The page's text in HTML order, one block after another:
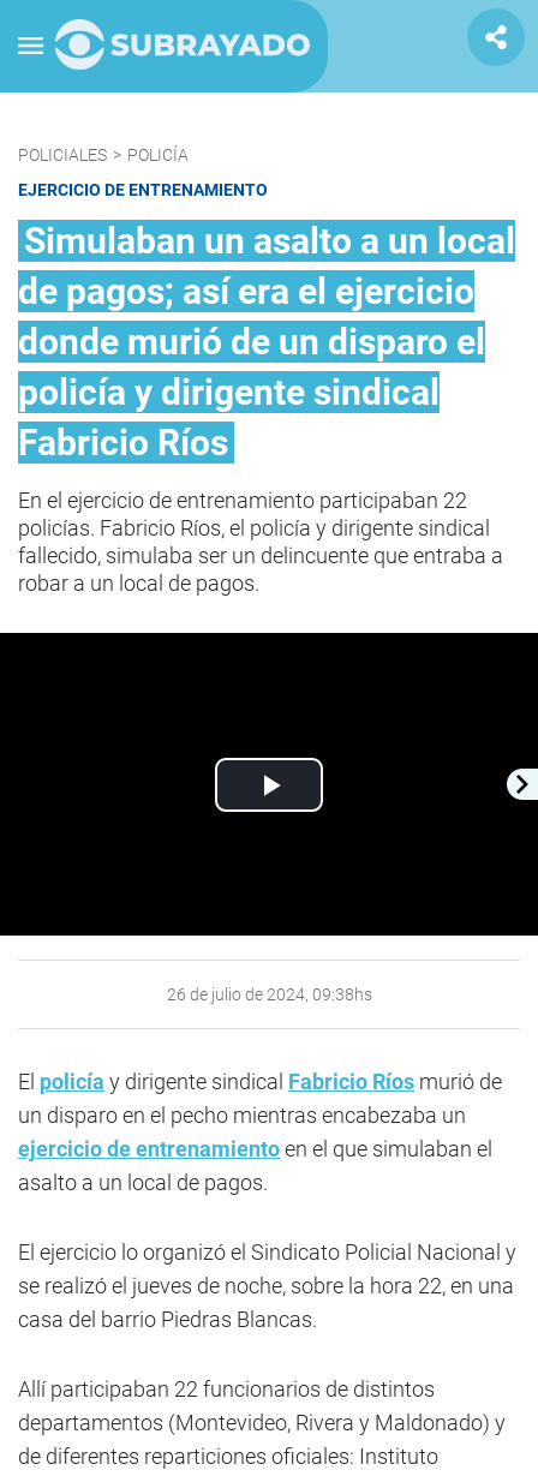
POLICIALES > POLICÍA
EJERCICIO DE ENTRENAMIENTO
Simulaban un asalto a un local
de pagos; así era el ejercicio
donde murió de un disparo el
policía y dirigente sindical
Fabricio Ríos
En el ejercicio de entrenamiento participaban 22
policías. Fabricio Ríos, el policía y dirigente sindical
fallecido, simulaba ser un delincuente que entraba a
robar a un local de pagos.
Play
26 de julio de 2024, 09:38hs
El policía y dirigente sindical Fabricio Ríos murió de
un disparo en el pecho mientras encabezaba un
ejercicio de entrenamientoen el que simulaban el
asalto a un local de pagos.
El ejercicio lo organizó el Sindicato Policial Nacional y
se realizó el jueves de noche, sobre la hora 22, en una
casa del barrio Piedras Blancas.
Allí participaban 22 funcionarios de distintos
departamentos (Montevideo, Rivera y Maldonado) y
de diferentes reparticiones oficiales: Instituto